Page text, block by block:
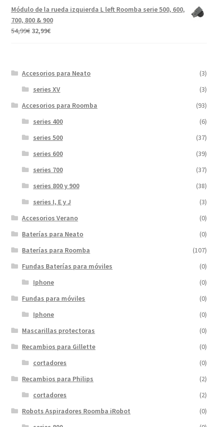
original
era:
31,99€.
actual
es:
17,89€.
Módulo de la rueda izquierda L left Roomba serie 500, 600,
700, 800 & 900
54,99€ El
54,99€.
32,99€El
32,99€.
Accesorios para Neato
(3)
series XV
(3)
Accesorios para Roomba
(93)
series 400
(6)
series 500
(37)
series 600
(39)
series 700
(37)
series 800 y 900
(38)
series I, E y J
(3)
Accesorios Verano
(0)
Baterías para Neato
(0)
Baterías para Roomba
(107)
Fundas Baterías para móviles
(0)
Iphone
(0)
Fundas para móviles
(0)
Iphone
(0)
Mascarillas protectoras
(0)
Recambios para Gillette
(0)
cortadores
(0)
Recambios para Philips
(2)
cortadores
(2)
Robots Aspiradores Roomba iRobot
(0)